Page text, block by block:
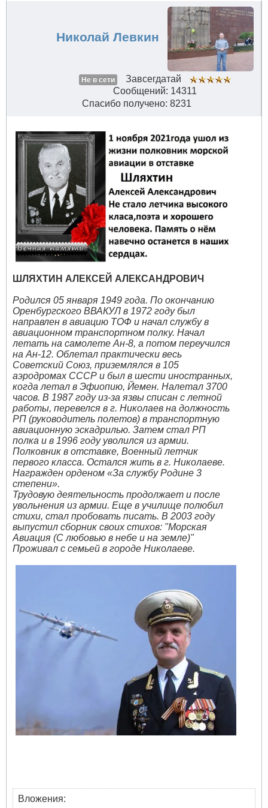
Николай Левкин
Не в сети
Завсегдатай
Сообщений: 14311
Спасибо получено: 8231
ШЛЯХТИН АЛЕКСЕЙ АЛЕКСАНДРОВИЧ
Родился 05 января 1949 года. По окончанию
Оренбургского ВВАКУЛ в 1972 году был
направлен в авиацию ТОФ и начал службу в
авиационном транспортном полку. Начал
летать на самолете Ан-8, а потом переучился
на Ан-12. Облетал практически весь
Советский Союз, приземлялся в 105
аэродромах СССР и был в шести иностранных,
когда летал в Эфиопию, Йемен. Налетал 3700
часов. В 1987 году из-за язвы списан с летной
работы, перевелся в г. Николаев на должность
РП (руководитель полетов) в транспортную
авиационную эскадрилью. Затем стал РП
полка и в 1996 году уволился из армии.
Полковник в отставке, Военный летчик
первого класса. Остался жить в г. Николаеве.
Награжден орденом «За службу Родине 3
степени».
Трудовую деятельность продолжает и после
увольнения из армии. Еще в училище полюбил
стихи, стал пробовать писать. В 2003 году
выпустил сборник своих стихов: "Морская
Авиация (С любовью в небе и на земле)"
Проживал с семьей в городе Николаеве.
Вложения: